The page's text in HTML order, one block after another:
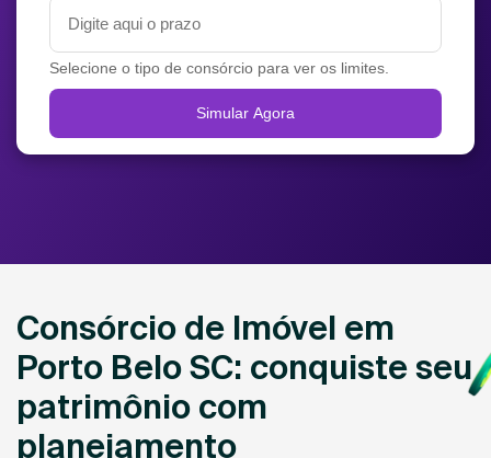
Selecione o tipo de consórcio para ver os limites.
Simular Agora
Consórcio de Imóvel em
Porto Belo SC: conquiste seu
patrimônio com
planejamento